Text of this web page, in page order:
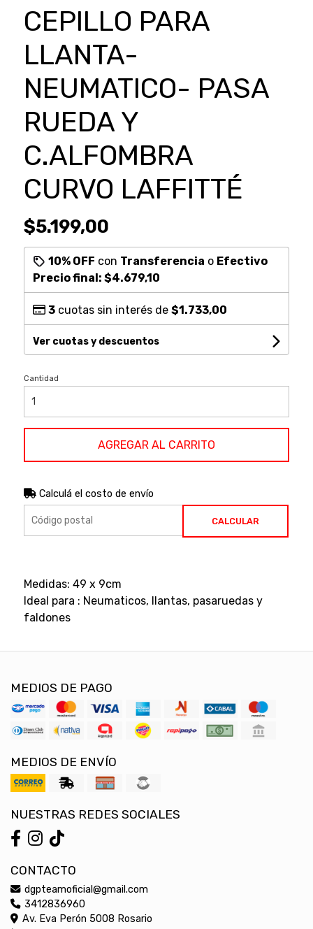
CEPILLO PARA
LLANTA-
NEUMATICO- PASA
RUEDA Y
C.ALFOMBRA
CURVO LAFFITTÉ
$5.199,00
10% OFF con Transferencia o Efectivo
Precio final: $4.679,10
3cuotas sin interés de $1.733,00
Ver cuotas y descuentos
Cantidad
AGREGAR AL CARRITO
Calculá el costo de envío
CALCULAR
Medidas: 49 x 9cm
Ideal para : Neumaticos, llantas, pasaruedas y
faldones
MEDIOS DE PAGO
MEDIOS DE ENVÍO
NUESTRAS REDES SOCIALES
CONTACTO
dgpteamoficial@gmail.com
3412836960
Av. Eva Perón 5008 Rosario